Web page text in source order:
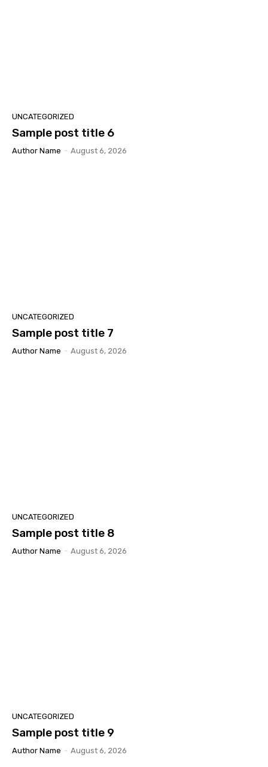
UNCATEGORIZED
Sample post title 6
Author Name - August 6, 2026
UNCATEGORIZED
Sample post title 7
Author Name - August 6, 2026
UNCATEGORIZED
Sample post title 8
Author Name - August 6, 2026
UNCATEGORIZED
Sample post title 9
Author Name - August 6, 2026